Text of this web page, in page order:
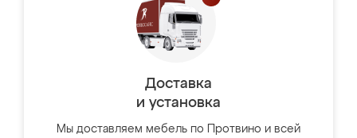
Доставка
и установка
Мы доставляем мебель по Протвино и всей